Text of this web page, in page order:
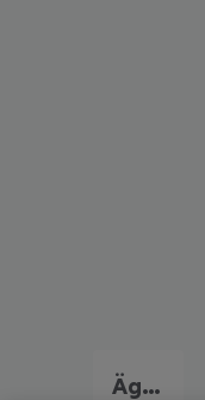
Ägypten Frühbucher Angebote